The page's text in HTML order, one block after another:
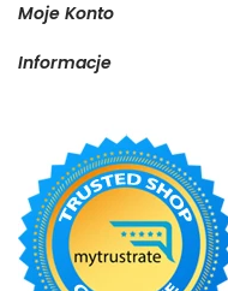
Moje Konto
Informacje